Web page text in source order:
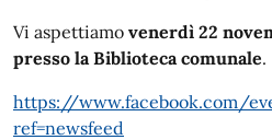
Vi aspettiamo venerdì 22
presso la Biblioteca comunale.
https://www.facebook.com/
ref=newsfeed